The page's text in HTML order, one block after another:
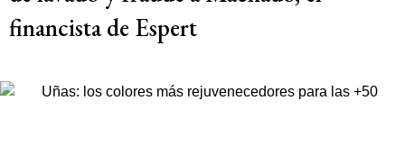
financista de Espert